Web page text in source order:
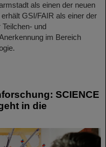
als einen der neuen
GSI/FAIR als einer der
und
im Bereich
SCIENCE
in die